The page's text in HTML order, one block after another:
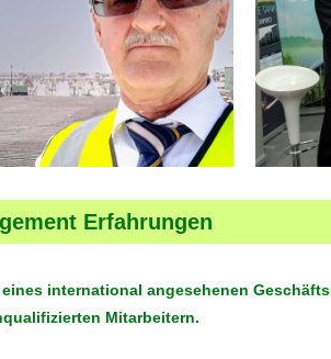
Erfahrungen
international angesehenen
Mitarbeitern.